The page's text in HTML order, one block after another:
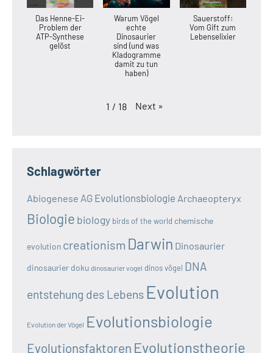
Das Henne-Ei-
Problem der
ATP-Synthese
gelöst
Warum Vögel
echte
Dinosaurier
sind (und was
Kladogramme
damit zu tun
haben)
Sauerstoff:
Vom Gift zum
Lebenselixier
1 / 18 Next »
Schlagwörter
Abiogenese AG Evolutionsbiologie Archaeopteryx
Biologie biology birds of the world chemische
evolution creationism Darwin Dinosaurier
dinosaurier doku dinosaurier vogel dinos vögel DNA
entstehung des Lebens Evolution
Evolution der Vögel Evolutionsbiologie
Evolutionsfaktoren Evolutionstheorie